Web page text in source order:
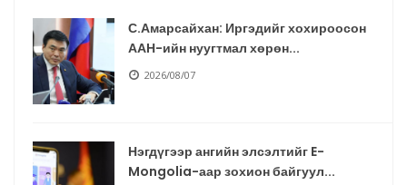
С.Амарсайхан: Иргэдийг хохироосон
ААН-ийн нуугтмал хөрөн...
2026/08/07
Нэгдүгээр ангийн элсэлтийг E-
Mongolia-аар зохион байгуул...